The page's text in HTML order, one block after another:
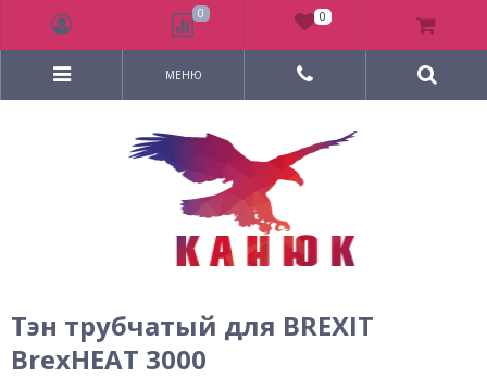
МЕНЮ
Тэн трубчатый для BREXIT
BrexHEAT 3000
0 0